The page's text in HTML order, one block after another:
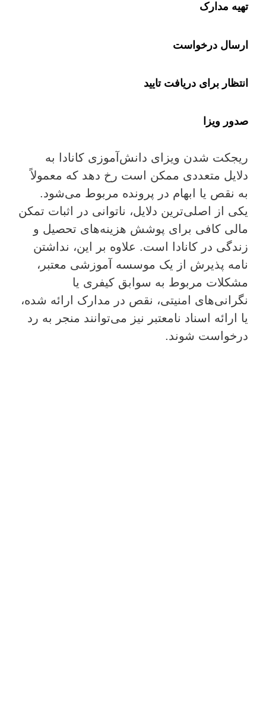
تهیه مدارک
ارسال درخواست
انتظار برای دریافت تایید
صدور ویزا
ریجکت شدن ویزای دانش‌آموزی کانادا به
دلایل متعددی ممکن است رخ دهد که معمولاً
به نقص یا ابهام در پرونده مربوط می‌شود.
یکی از اصلی‌ترین دلایل، ناتوانی در اثبات تمکن
مالی کافی برای پوشش هزینه‌های تحصیل و
زندگی در کانادا است. علاوه بر این، نداشتن
نامه پذیرش از یک موسسه آموزشی معتبر،
مشکلات مربوط به سوابق کیفری یا
نگرانی‌های امنیتی، نقص در مدارک ارائه شده،
یا ارائه اسناد نامعتبر نیز می‌توانند منجر به رد
درخواست شوند.